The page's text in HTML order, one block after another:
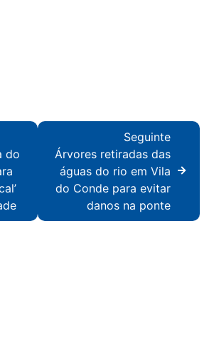
do
Seguinte
Árvores retiradas das
águas do rio em Vila
do Conde para evitar
danos na ponte